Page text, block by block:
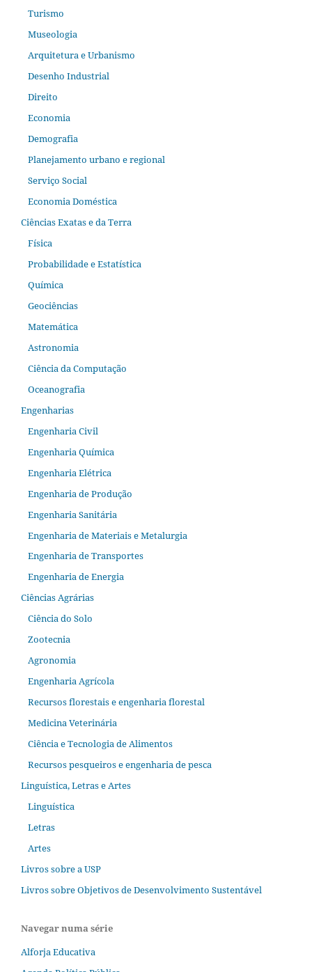
Turismo
Museologia
Arquitetura e Urbanismo
Desenho Industrial
Direito
Economia
Demografia
Planejamento urbano e regional
Serviço Social
Economia Doméstica
Ciências Exatas e da Terra
Física
Probabilidade e Estatística
Química
Geociências
Matemática
Astronomia
Ciência da Computação
Oceanografia
Engenharias
Engenharia Civil
Engenharia Química
Engenharia Elétrica
Engenharia de Produção
Engenharia Sanitária
Engenharia de Materiais e Metalurgia
Engenharia de Transportes
Engenharia de Energia
Ciências Agrárias
Ciência do Solo
Zootecnia
Agronomia
Engenharia Agrícola
Recursos florestais e engenharia florestal
Medicina Veterinária
Ciência e Tecnologia de Alimentos
Recursos pesqueiros e engenharia de pesca
Linguística, Letras e Artes
Linguística
Letras
Artes
Livros sobre a USP
Livros sobre Objetivos de Desenvolvimento Sustentável
Navegar numa série
Alforja Educativa